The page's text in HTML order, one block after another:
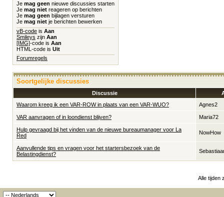
Je mag geen nieuwe discussies starten
Je mag niet reageren op berichten
Je mag geen bijlagen versturen
Je mag niet je berichten bewerken
vB-code is Aan
Smileys zijn Aan
[IMG]-code is Aan
HTML-code is Uit
Forumregels
Soortgelijke discussies
Discussie
Waarom kreeg ik een VAR-ROW in plaats van een VAR-WUO?
Agnes2
VAR aanvragen of in loondienst blijven? Maria72
Hulp gevraagd bij het vinden van de nieuwe bureaumanager voor La
Red
NowHow
Aanvullende tips en vragen voor het startersbezoek van de
Belastingdienst?
Alle tijden